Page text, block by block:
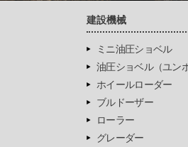
建設機械
ミニ油圧ショベル
油圧ショベル（ユンボ
ホイールローダー
ブルドーザー
ローラー
グレーダー